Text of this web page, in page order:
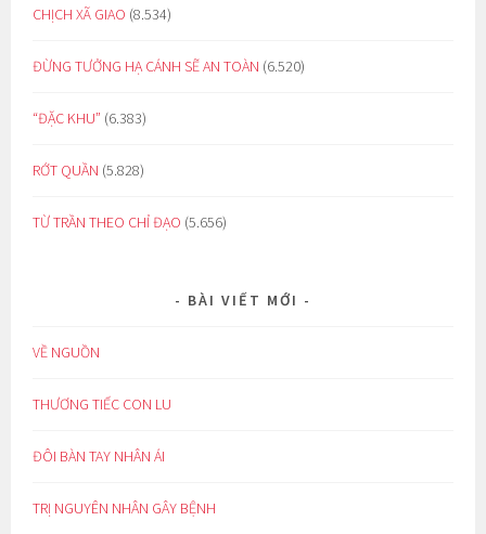
CHỊCH XÃ GIAO (8.534)
ĐỪNG TƯỞNG HẠ CÁNH SẼ AN TOÀN (6.520)
“ĐẶC KHU” (6.383)
RỚT QUẦN (5.828)
TỪ TRẦN THEO CHỈ ĐẠO (5.656)
BÀI VIẾT MỚI
VỀ NGUỒN
THƯƠNG TIẾC CON LU
ĐÔI BÀN TAY NHÂN ÁI
TRỊ NGUYÊN NHÂN GÂY BỆNH